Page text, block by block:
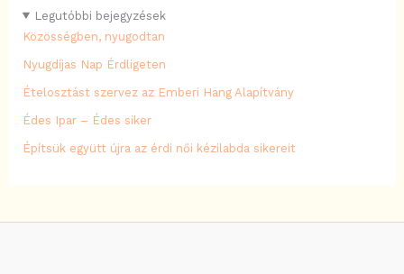
Legutóbbi bejegyzések
Közösségben, nyugodtan
Nyugdíjas Nap Érdligeten
Ételosztást szervez az Emberi Hang Alapítvány
Édes Ipar – Édes siker
Építsük együtt újra az érdi női kézilabda sikereit